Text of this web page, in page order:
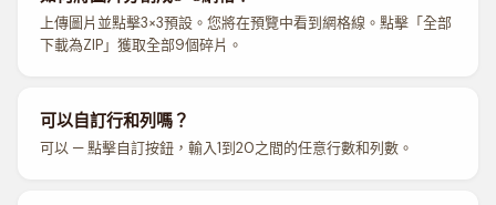
上傳圖片並點擊3×3預設。您將在預覽中看到網格線。點擊「全部
下載為ZIP」獲取全部9個碎片。
可以自訂行和列嗎？
可以 — 點擊自訂按鈕，輸入1到20之間的任意行數和列數。